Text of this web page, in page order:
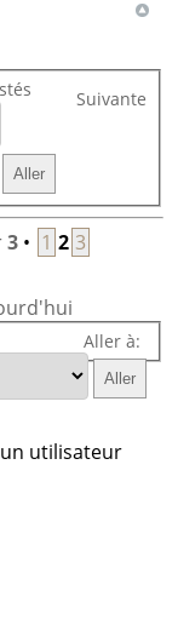
Suivante
3• 1 2 3
Aller à:
utilisateur